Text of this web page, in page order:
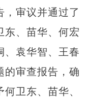
，审议并通过了
东、苗华、何宏
、袁华智、王春
的审查报告，确
卫东、苗华、